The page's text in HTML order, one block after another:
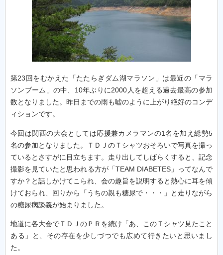
第23回をむかえた「たたらぎダム湖マラソン」は最近の「マラ
ソンブーム」の中、10年ぶりに2000人を超える過去最高の参加
数となりました。昨日までの雨も嘘のように上がり絶好のコンデ
ィションです。
今回は関西の大会としては応援兼カメラマンの1名を加え総勢5
名の参加となりました。ＴＤＪのＴシャツおそろいで写真を撮っ
ているとさすがに目立ちます。走り出してしばらくすると、記念
撮影を見ていたと思われる方が「TEAM DIABETES」ってなんで
すか？と話しかけてこられ、会の趣旨を説明すると熱心に耳を傾
けておられ、回りから「うちの親も糖尿で・・・」と走りながら
の糖尿病談義が始まりました。
地道に各大会でＴＤＪのＰＲを続け「あ、このＴシャツ見たこと
ある」と、その存在を少しづつでも広めて行きたいと思いまし
た。